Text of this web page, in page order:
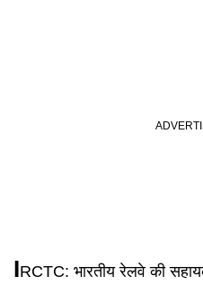
IRCTC: भारतीय रेलवे की